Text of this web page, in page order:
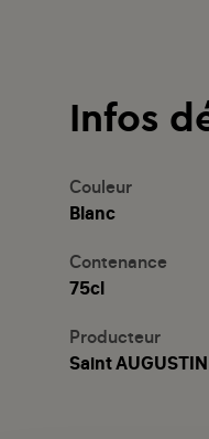
Infos
Couleur
Blanc
Contenance
75cl
Producteur
Saint AUGUSTIN